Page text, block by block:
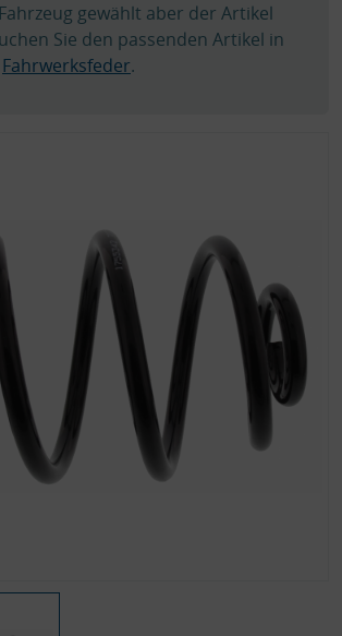
gewählt aber der Artikel
Sie den passenden Artikel in
Fahrwerksfeder.